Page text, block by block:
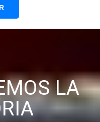
LA